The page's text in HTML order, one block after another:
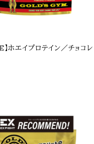
ホエイプロテイン／チョコレ